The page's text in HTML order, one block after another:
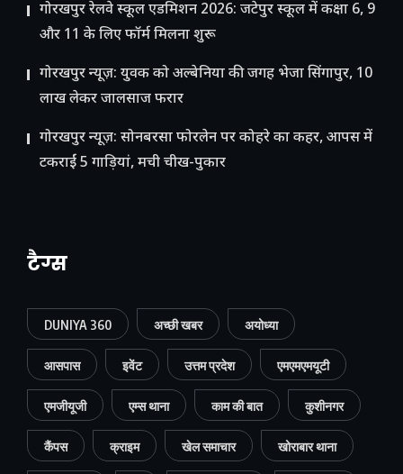
गोरखपुर रेलवे स्कूल एडमिशन 2026: जटेपुर स्कूल में कक्षा 6, 9
और 11 के लिए फॉर्म मिलना शुरू
गोरखपुर न्यूज़: युवक को अल्बेनिया की जगह भेजा सिंगापुर, 10
लाख लेकर जालसाज फरार
गोरखपुर न्यूज़: सोनबरसा फोरलेन पर कोहरे का कहर, आपस में
टकराईं 5 गाड़ियां, मची चीख-पुकार
टैग्स
DUNIYA 360 अच्छी खबर अयोध्या
आसपास इवेंट उत्तम प्रदेश एमएमएमयूटी
एमजीयूजी एम्स थाना काम की बात कुशीनगर
कैंपस क्राइम खेल समाचार खोराबार थाना